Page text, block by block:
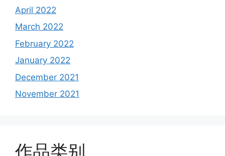
April 2022
March 2022
February 2022
January 2022
December 2021
November 2021
作品类别